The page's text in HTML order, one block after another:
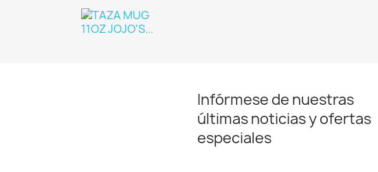
Infórmese de nuestras
últimas noticias y ofertas
especiales